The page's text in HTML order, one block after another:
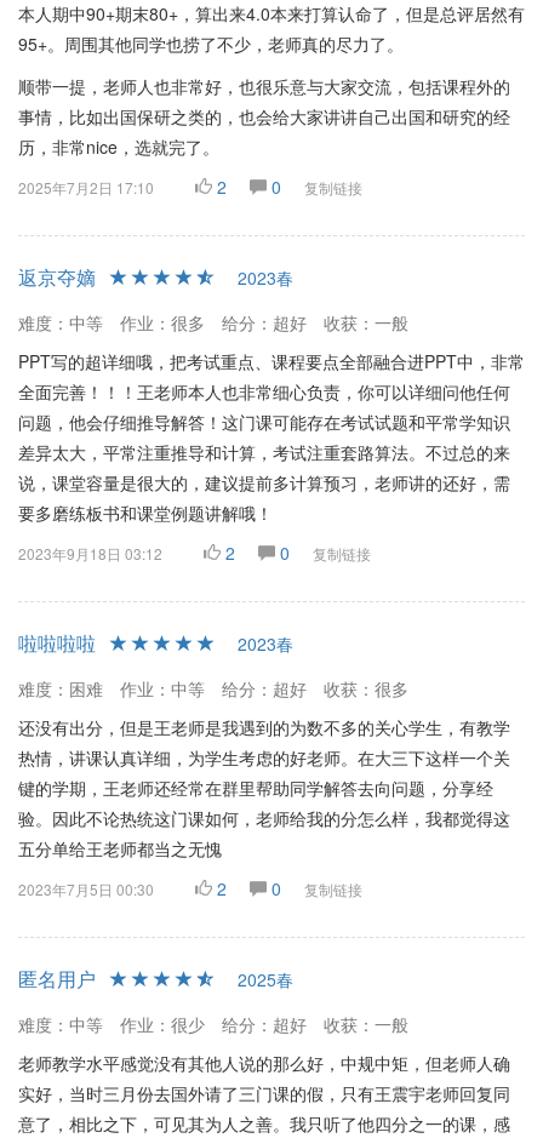
本人期中90+期末80+，算出来4.0本来打算认命了，但是总评居然有
95+。周围其他同学也捞了不少，老师真的尽力了。
顺带一提，老师人也非常好，也很乐意与大家交流，包括课程外的
事情，比如出国保研之类的，也会给大家讲讲自己出国和研究的经
历，非常nice，选就完了。
2025年7月2日 17:10 2 0 复制链接
返京夺嫡
2023春
难度：中等
作业：很多 给分：超好
收获：一般
PPT写的超详细哦，把考试重点、课程要点全部融合进PPT中，非常
全面完善！！！王老师本人也非常细心负责，你可以详细问他任何
问题，他会仔细推导解答！这门课可能存在考试试题和平常学知识
差异太大，平常注重推导和计算，考试注重套路算法。不过总的来
说，课堂容量是很大的，建议提前多计算预习，老师讲的还好，需
要多磨练板书和课堂例题讲解哦！
2023年9月18日 03:12 2 0 复制链接
啦啦啦啦
2023春
难度：困难
作业：中等 给分：超好
收获：很多
还没有出分，但是王老师是我遇到的为数不多的关心学生，有教学
热情，讲课认真详细，为学生考虑的好老师。在大三下这样一个关
键的学期，王老师还经常在群里帮助同学解答去向问题，分享经
验。因此不论热统这门课如何，老师给我的分怎么样，我都觉得这
五分单给王老师都当之无愧
2023年7月5日 00:30 2 0 复制链接
匿名用户
2025春
难度：中等
作业：很少 给分：超好
收获：一般
老师教学水平感觉没有其他人说的那么好，中规中矩，但老师人确
实好，当时三月份去国外请了三门课的假，只有王震宇老师回复同
意了，相比之下，可见其为人之善。我只听了他四分之一的课，感